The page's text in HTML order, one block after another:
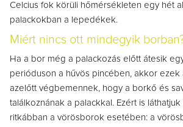
Celcius fok körüli hőmérsékleten egy hét
palackokban a lepedékek.
Miért nincs ott mindegyik
Ha a bor még a palackozás előtt átesik
perióduson a hűvös pincében, akkor ezek
azelőtt végbemennek, hogy a borkő és
találkoznának a palackkal. Ezért is
ritkábban a vörösborok esetében: a